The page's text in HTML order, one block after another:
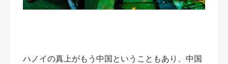
ハノイの真上がもう中国ということもあり、中国